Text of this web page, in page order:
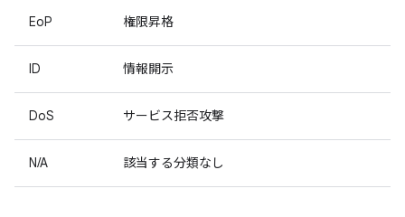
EoP 権限昇格
ID 情報開示
DoS サービス拒否攻撃
N/A 該当する分類なし